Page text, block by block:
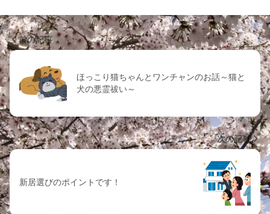
前の記事
ほっこり猫ちゃんとワンチャンのお話～猫と
犬の悪霊祓い～
次の記事
新居選びのポイントです！